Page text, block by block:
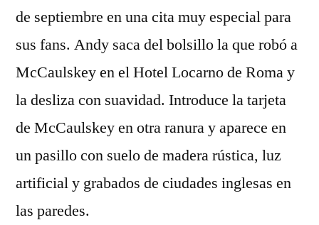
de septiembre en una cita muy especial para
sus fans. Andy saca del bolsillo la que robó a
McCaulskey en el Hotel Locarno de Roma y
la desliza con suavidad. Introduce la tarjeta
de McCaulskey en otra ranura y aparece en
un pasillo con suelo de madera rústica, luz
artificial y grabados de ciudades inglesas en
las paredes.